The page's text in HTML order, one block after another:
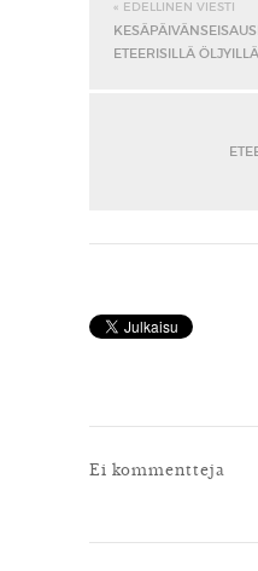
« EDELLINEN VIESTI
ETEERISILLÄ ÖLJYILLÄ
Ei kommentteja